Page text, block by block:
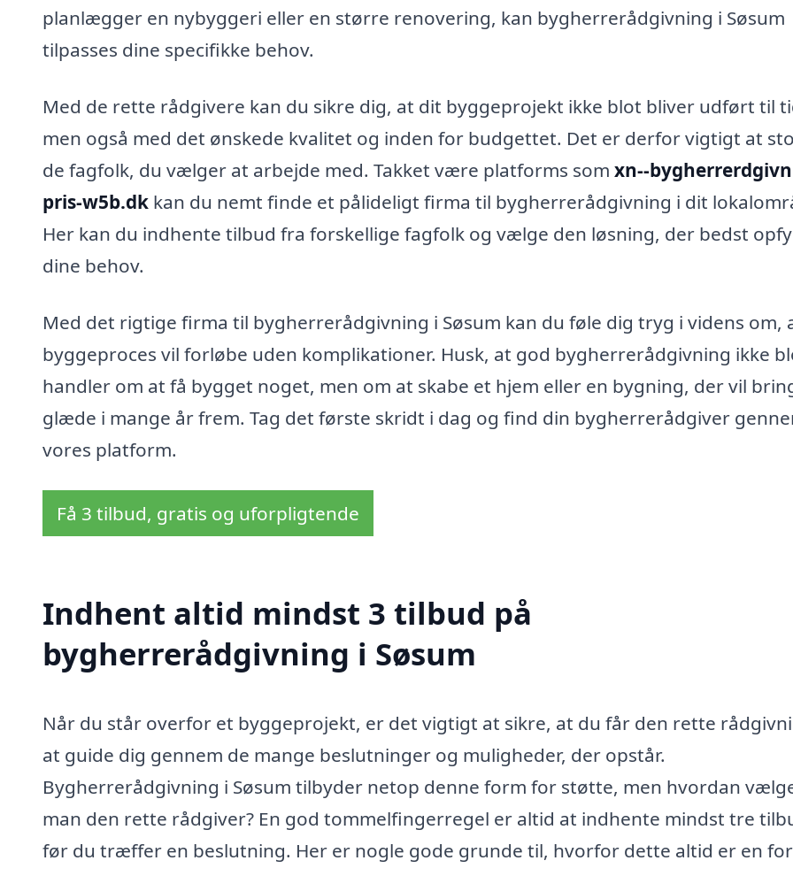
planlægger en nybyggeri eller en større renovering, kan bygherrerådgivning i Søsum
tilpasses dine specifikke behov.
Med de rette rådgivere kan du sikre dig, at dit byggeprojekt ikke blot bliver udført til
men også med det ønskede kvalitet og inden for budgettet. Det er derfor vigtigt at
de fagfolk, du vælger at arbejde med. Takket være platforms som xn--
pris-w5b.dk kan du nemt finde et pålideligt firma til bygherrerådgivning i dit
Her kan du indhente tilbud fra forskellige fagfolk og vælge den løsning, der bedst
dine behov.
Med det rigtige firma til bygherrerådgivning i Søsum kan du føle dig tryg i videns om,
byggeproces vil forløbe uden komplikationer. Husk, at god bygherrerådgivning ikke
handler om at få bygget noget, men om at skabe et hjem eller en bygning, der vil
glæde i mange år frem. Tag det første skridt i dag og find din bygherrerådgiver
vores platform.
Få 3 tilbud, gratis og uforpligtende
Indhent altid mindst 3 tilbud på
bygherrerådgivning i Søsum
Når du står overfor et byggeprojekt, er det vigtigt at sikre, at du får den rette
at guide dig gennem de mange beslutninger og muligheder, der opstår.
Bygherrerådgivning i Søsum tilbyder netop denne form for støtte, men hvordan
man den rette rådgiver? En god tommelfingerregel er altid at indhente mindst tre
før du træffer en beslutning. Her er nogle gode grunde til, hvorfor dette altid er en